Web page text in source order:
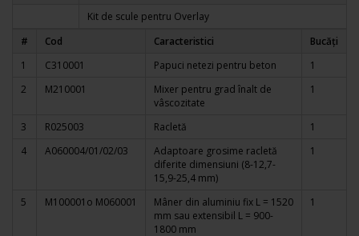
Kit de scule pentru Overlay
#
Cod Caracteristici
Bucăți
1
C310001 Papuci netezi pentru beton
1
2
M210001
Mixer pentru grad înalt de
vâscozitate
1
3 R025003 Racletă
1
4
A060004/01/02/03
Adaptoare grosime racletă
diferite dimensiuni (8-12,7-
15,9-25,4 mm)
1
5 M100001 o M060001
Mâner din aluminiu fix L = 1520
mm sau extensibil L = 900-
1800 mm
1